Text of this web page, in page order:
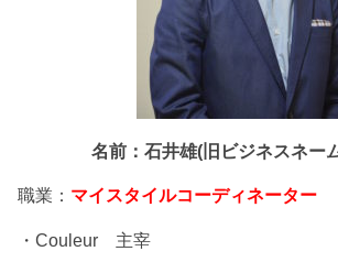
名前：石井雄(旧ビジネスネー
職業： マイスタイルコーディネーター
・Couleur 主宰